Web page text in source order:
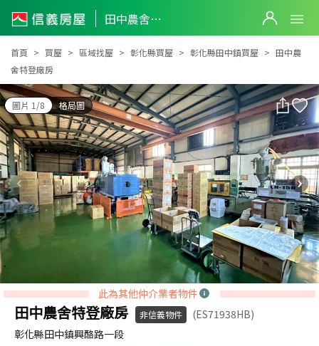
田中農舍特登廠房
田中農舍特登廠房
首頁 買屋 區域找屋 彰化縣買屋 彰化縣田中鎮買屋
田中農
舍特登廠房
圖片 1/8 格局圖
此為其他仲介業者物件
田中農舍特登廠房 非信義物件
(ES71938HB)
彰化縣田中鎮興酪路一段